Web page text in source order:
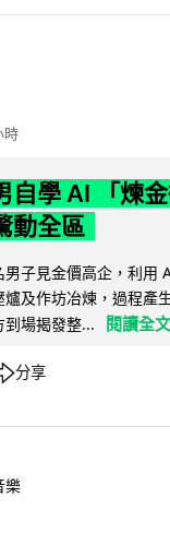
時
自學 AI 「煉
動全區
男子見金價高企，利用
及作坊冶煉，過程產
場揭發整...
閱讀全文
分享
樂